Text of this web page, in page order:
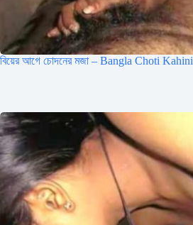
বিয়ের আগে চোদনের মজা – Bangla Choti Kahini